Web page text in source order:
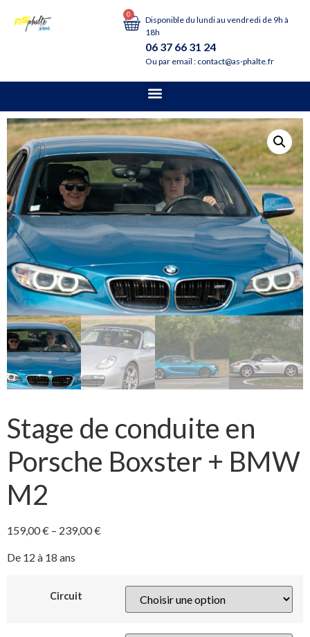
0
Disponible du lundi au vendredi de 9h à
18h
06 37 66 31 24
Ou par email : contact@as-phalte.fr
Stage de conduite en
Porsche Boxster + BMW
M2
159,00€ – 239,00€
De 12 à 18 ans
Circuit